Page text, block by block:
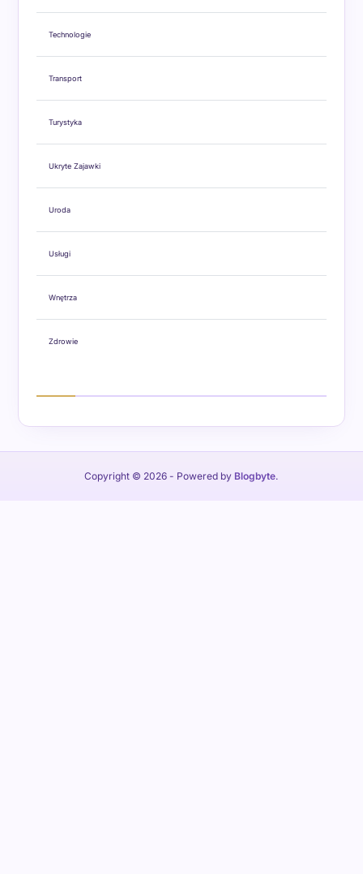
Technologie
Transport
Turystyka
Ukryte Zajawki
Uroda
Usługi
Wnętrza
Zdrowie
Copyright © 2026 - Powered by Blogbyte.